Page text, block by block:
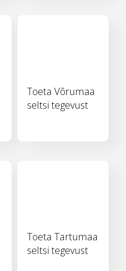
Toeta Võrumaa
seltsi tegevust
Toeta Tartumaa
seltsi tegevust